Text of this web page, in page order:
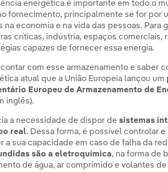
energética é importante em todo o
fornecimento, principalmente se for por
economia e na vida das pessoas. Para
críticas, indústria, espaços comerciais,
capazes de fornecer essa energia.
com esse armazenamento e saber
atual que a União Europeia lançou um
Europeu de Armazenamento de
inglês).
a necessidade de dispor de sistemas
real. Dessa forma, é possível controlar
a sua capacidade em caso de falha da
são a eletroquímica, na forma de
de água, ar comprimido e volantes